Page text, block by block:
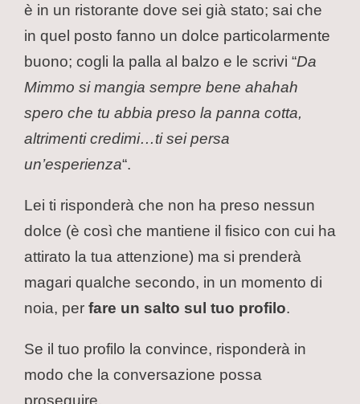
è in un ristorante dove sei già stato; sai che
in quel posto fanno un dolce particolarmente
buono; cogli la palla al balzo e le scrivi “Da
Mimmo si mangia sempre bene ahahah
spero che tu abbia preso la panna cotta,
altrimenti credimi…ti sei persa
un’esperienza“.
Lei ti risponderà che non ha preso nessun
dolce (è così che mantiene il fisico con cui ha
attirato la tua attenzione) ma si prenderà
magari qualche secondo, in un momento di
noia, per fare un salto sul tuo profilo.
Se il tuo profilo la convince, risponderà in
modo che la conversazione possa
proseguire.